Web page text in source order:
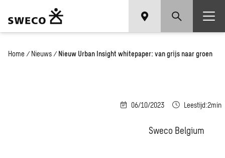
Home / Nieuws / Nieuw Urban Insight whitepaper: van grijs naar groen
06/10/2023 Leestijd:2min
Sweco Belgium